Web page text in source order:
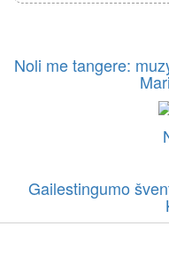
Noli me tangere:
Gailestingumo